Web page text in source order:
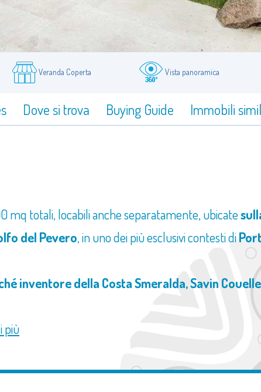
Veranda Coperta Vista panoramica
Dove si trova Buying Guide Immobili
mq totali, locabili anche separatamente, ubicate
del Pevero, in uno dei più esclusivi contesti di
inventore della Costa Smeralda, Savin
più